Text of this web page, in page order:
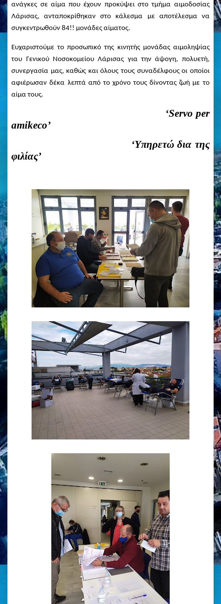
ανάγκες σε αίμα που έχουν προκύψει στο τμήμα αιμοδοσίας
Λάρισας, ανταποκρίθηκαν στο κάλεσμα με αποτέλεσμα να
συγκεντρωθούν 84!! μονάδες αίματος.
Ευχαριστούμε το προσωπικό της κινητής μονάδας αιμοληψίας
του Γενικού Νοσοκομείου Λάρισας για την άψογη, πολυετή,
συνεργασία μας, καθώς και όλους τους συναδέλφους οι οποίοι
αφιέρωσαν δέκα λεπτά από το χρόνο τους δίνοντας ζωή με το
αίμα τους.
‘Servo per
amikeco’
‘Υπηρετώ δια της
φιλίας’